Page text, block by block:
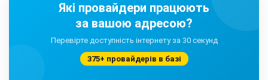
Які провайдери працюють
за вашою адресою?
Перевірте доступність інтернету за 30 секунд
375+ провайдерів в базі